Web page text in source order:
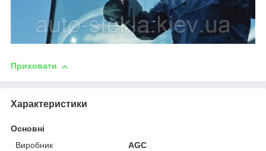
Приховати
Характеристики
Основні
Виробник
AGC